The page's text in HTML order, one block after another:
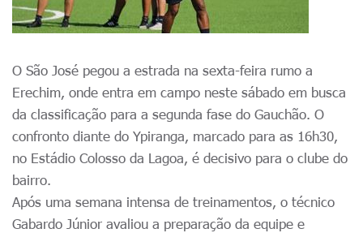
O São José pegou a estrada na sexta-feira rumo a
Erechim, onde entra em campo neste sábado em busca
da classificação para a segunda fase do Gauchão. O
confronto diante do Ypiranga, marcado para as 16h30,
no Estádio Colosso da Lagoa, é decisivo para o clube do
bairro.
Após uma semana intensa de treinamentos, o técnico
Gabardo Júnior avaliou a preparação da equipe e